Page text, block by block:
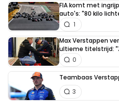
Ep
18 oktober 2025 17:55
McLaren loopt nu ook
Dus deze dubbele DNF
ook voor een achterstand
FIA komt met
auto's: "80 kilo
1
Max Verstappen
ultieme titelstrijd:
0
Teambaas
3